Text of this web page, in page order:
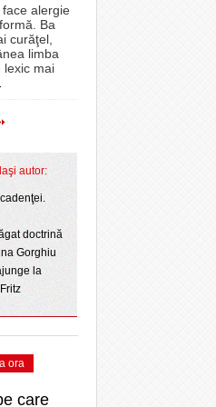
semnul
- 4
derulate de instituție din fonduri
FOTO
oferă persoanelor fizice posibilitatea să
de Declarația Unică 212
VIDEO
ONLINE
DIN
DIN TIMIŞ
DIN TIMIŞ
MEDICULUI
JURIDICE
alergie
Ba
curăţel,
limba
lexic mai
autor:
doctrină
Gorghiu
la
ora
care